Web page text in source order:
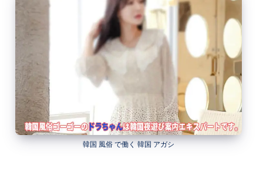
韓国 風俗 で働く 韓国 アガシ